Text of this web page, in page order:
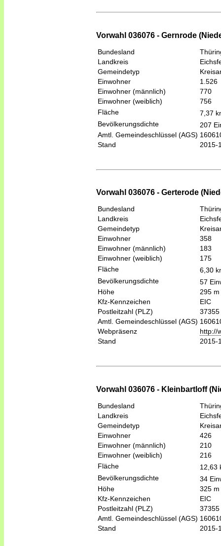
Vorwahl 036076 - Gernrode
Bundesland
Landkreis
Gemeindetyp
Einwohner
1.526
Einwohner (männlich)
770
Einwohner (weiblich)
756
Fläche
7,37
Bevölkerungsdichte
207
Amtl. Gemeindeschlüssel (AGS)
Stand
2015-
Vorwahl 036076 - Gerterode
Bundesland
Landkreis
Gemeindetyp
Einwohner
358
Einwohner (männlich)
183
Einwohner (weiblich)
175
Fläche
6,30
Bevölkerungsdichte
57
Höhe
295 m
Kfz-Kennzeichen
EIC
Postleitzahl (PLZ)
37355
Amtl. Gemeindeschlüssel (AGS)
Webpräsenz
http://
Stand
2015-
Vorwahl 036076 - Kleinbartloff
Bundesland
Landkreis
Gemeindetyp
Einwohner
426
Einwohner (männlich)
210
Einwohner (weiblich)
216
Fläche
12,63
Bevölkerungsdichte
34
Höhe
325 m
Kfz-Kennzeichen
EIC
Postleitzahl (PLZ)
37355
Amtl. Gemeindeschlüssel (AGS)
Stand
2015-